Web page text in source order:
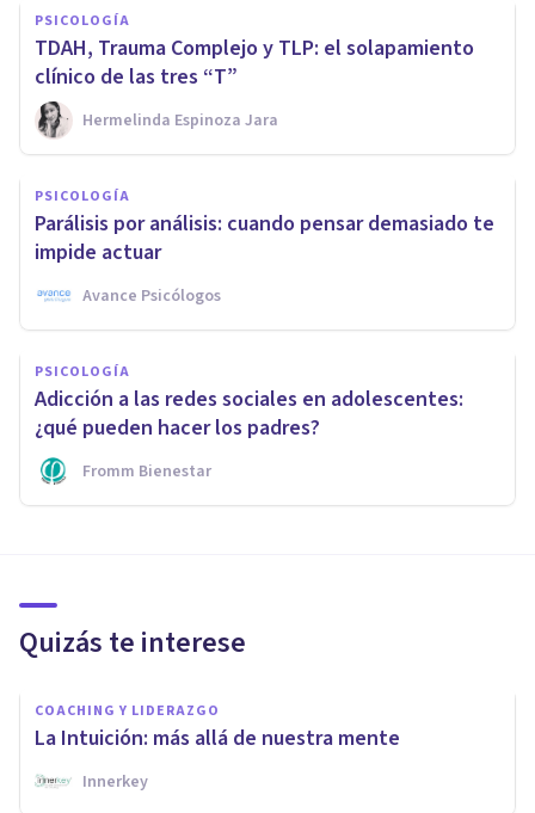
PSICOLOGÍA
TDAH, Trauma Complejo y TLP: el solapamiento
clínico de las tres “T”
Hermelinda Espinoza Jara
PSICOLOGÍA
Parálisis por análisis: cuando pensar demasiado te
impide actuar
Avance Psicólogos
PSICOLOGÍA
Adicción a las redes sociales en adolescentes:
¿qué pueden hacer los padres?
Fromm Bienestar
Quizás te interese
COACHING Y LIDERAZGO
La Intuición: más allá de nuestra mente
Innerkey